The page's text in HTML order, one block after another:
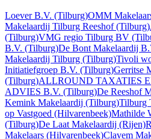
Loever B.V. (Tilburg)OMM
Makelaardij Tilburg Reeshof(Tilburg)
(Tilburg)VMG regio Tilburg BV
B.V. (Tilburg)De Bont Makelaardij
Makelaardij Tilburg (Tilburg)Tivoli
Initiatiefgroep B.V. (Tilburg)Gerritse
(Tilburg)ALLROUND TAXATIES
ADVIES B.V. (Tilburg)De Reeshof
Kemink Makelaardij (Tilburg)Tilburg
op Vastgoed (Hilvarenbeek)Mathilde
(Tilburg)De Laat Makelaardij (Rijen)
Makelaars (Hilvarenbeek)Clavem